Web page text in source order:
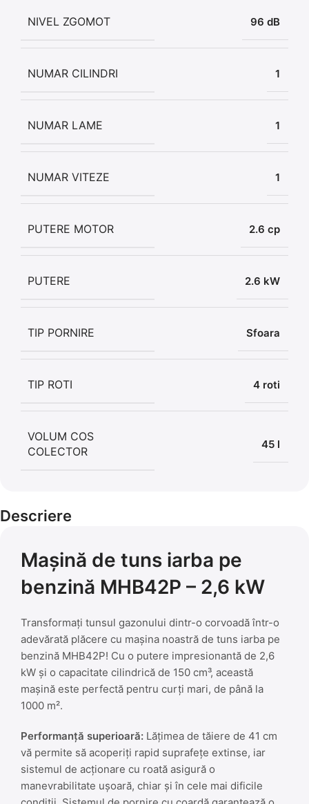
NIVEL ZGOMOT 96 dB
NUMAR CILINDRI 1
NUMAR LAME 1
NUMAR VITEZE 1
PUTERE MOTOR 2.6 cp
PUTERE 2.6 kW
TIP PORNIRE Sfoara
TIP ROTI 4 roti
VOLUM COS
COLECTOR
45 l
Descriere
Mașină de tuns iarba pe
benzină MHB42P – 2,6 kW
Transformați tunsul gazonului dintr-o corvoadă într-o
adevărată plăcere cu mașina noastră de tuns iarba pe
benzină MHB42P! Cu o putere impresionantă de 2,6
kW și o capacitate cilindrică de 150 cm³, această
mașină este perfectă pentru curți mari, de până la
1000 m².
Performanță superioară: Lățimea de tăiere de 41 cm
vă permite să acoperiți rapid suprafețe extinse, iar
sistemul de acționare cu roată asigură o
manevrabilitate ușoară, chiar și în cele mai dificile